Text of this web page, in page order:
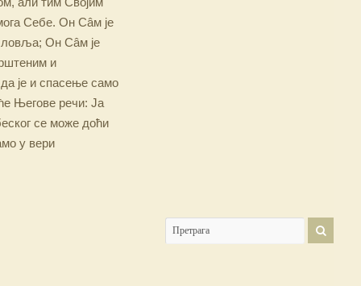
Себе. Он Сâм је
Он Сâм је
и
је и спасење само
Његове речи: Ја
се може доћи
у вери